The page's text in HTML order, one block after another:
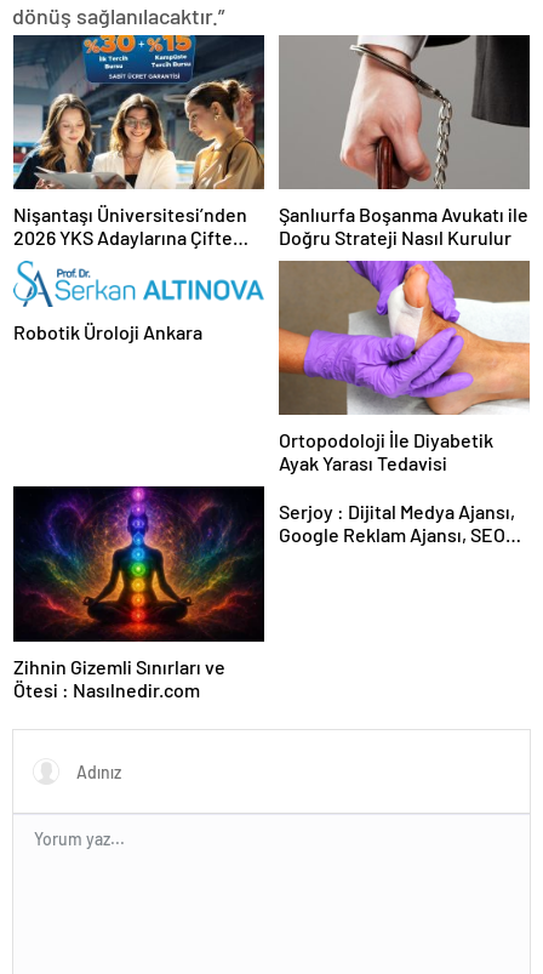
dönüş sağlanılacaktır.”
Nişantaşı Üniversitesi’nden
2026 YKS Adaylarına Çifte
Güvence: Sabit Ücret ve
Kesintisiz Burs
Şanlıurfa Boşanma Avukatı ile
Doğru Strateji Nasıl Kurulur
Robotik Üroloji Ankara
Ortopodoloji İle Diyabetik
Ayak Yarası Tedavisi
Zihnin Gizemli Sınırları ve
Ötesi : Nasılnedir.com
Serjoy : Dijital Medya Ajansı,
Google Reklam Ajansı, SEO